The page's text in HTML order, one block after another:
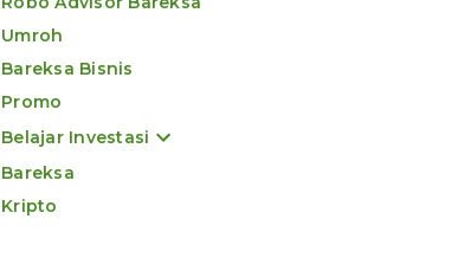
Umroh
Bareksa Bisnis
Promo
Belajar Investasi
Bareksa
Kripto